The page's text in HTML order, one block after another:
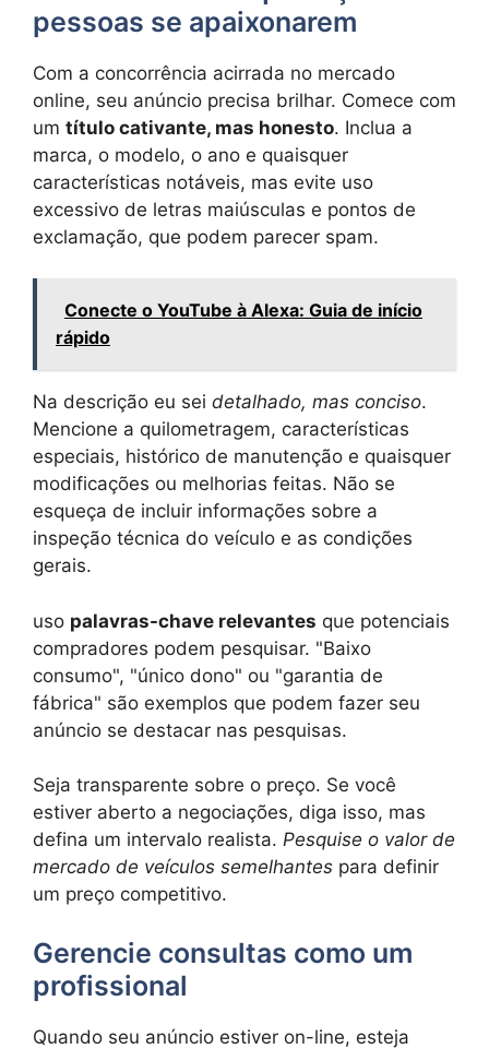
pessoas se apaixonarem
Com a concorrência acirrada no mercado
online, seu anúncio precisa brilhar. Comece com
um título cativante, mas honesto. Inclua a
marca, o modelo, o ano e quaisquer
características notáveis, mas evite uso
excessivo de letras maiúsculas e pontos de
exclamação, que podem parecer spam.
Conecte o YouTube à Alexa: Guia de início
rápido
Na descrição eu sei detalhado, mas conciso.
Mencione a quilometragem, características
especiais, histórico de manutenção e quaisquer
modificações ou melhorias feitas. Não se
esqueça de incluir informações sobre a
inspeção técnica do veículo e as condições
gerais.
uso palavras-chave relevantes que potenciais
compradores podem pesquisar. "Baixo
consumo", "único dono" ou "garantia de
fábrica" ​​são exemplos que podem fazer seu
anúncio se destacar nas pesquisas.
Seja transparente sobre o preço. Se você
estiver aberto a negociações, diga isso, mas
defina um intervalo realista. Pesquise o valor de
mercado de veículos semelhantes para definir
um preço competitivo.
Gerencie consultas como um
profissional
Quando seu anúncio estiver on-line, esteja